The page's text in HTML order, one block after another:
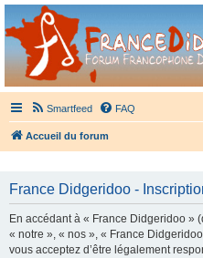
France Didgeridoo
Didgeridoo et Guimbarde sur France
Smartfeed FAQ
Accueil du forum
France Didgeridoo -
En accédant à « France Didgeridoo »
« notre », « nos », « France
vous acceptez d’être légalement